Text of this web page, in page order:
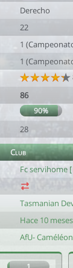
Derecho
22
1
1
86
90%
28
Club
Fc servihome [
Tasmanian
Hace 10
AfU- Caméléon